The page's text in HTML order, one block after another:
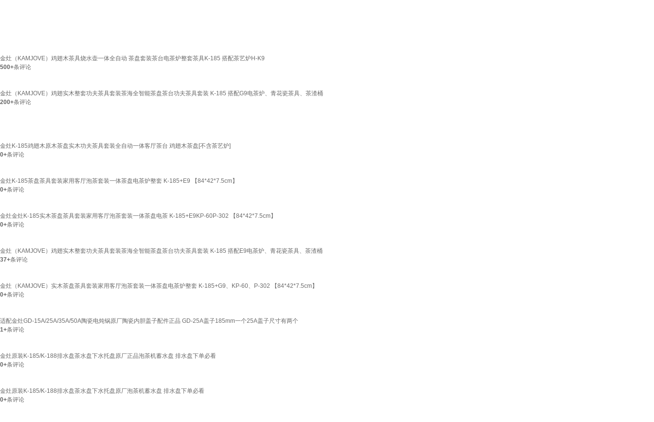
金灶（KAMJOVE）鸡翅木茶具烧水壶一体全自动 茶盘套装茶台电茶炉整套茶具K-185 搭配茶艺炉H-K9
500+条评论
金灶（KAMJOVE）鸡翅实木整套功夫茶具套装茶海全智能茶盘茶台功夫茶具套装 K-185 搭配G9电茶炉、青花瓷茶具、茶渣桶
200+条评论
金灶K-185鸡翅木原木茶盘实木功夫茶具套装全自动一体客厅茶台 鸡翅木茶盘[不含茶艺炉]
0+条评论
金灶K-185茶盘茶具套装家用客厅泡茶套装一体茶盘电茶炉整套 K-185+E9 【84*42*7.5cm】
0+条评论
金灶金灶K-185实木茶盘茶具套装家用客厅泡茶套装一体茶盘电茶 K-185+E9KP-60P-302 【84*42*7.5cm】
0+条评论
金灶（KAMJOVE）鸡翅实木整套功夫茶具套装茶海全智能茶盘茶台功夫茶具套装 K-185 搭配E9电茶炉、青花瓷茶具、茶渣桶
37+条评论
金灶（KAMJOVE）实木茶盘茶具套装家用客厅泡茶套装一体茶盘电茶炉整套 K-185+G9、KP-60、P-302 【84*42*7.5cm】
0+条评论
适配金灶GD-15A/25A/35A/50A陶瓷电炖锅原厂陶瓷内胆盖子配件正品 GD-25A盖子185mm一个25A盖子尺寸有两个
1+条评论
金灶原装K-185/K-188排水盘茶水盘下水托盘原厂正品泡茶机蓄水盘 排水盘下单必看
0+条评论
金灶原装K-185/K-188排水盘茶水盘下水托盘原厂泡茶机蓄水盘 排水盘下单必看
0+条评论